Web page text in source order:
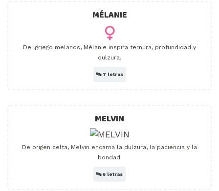
MÉLANIE
Del griego melanos, Mélanie inspira ternura, profundidad y
dulzura.
🔤 7 letras
MELVIN
De origen celta, Melvin encarna la dulzura, la paciencia y la
bondad.
🔤6 letras